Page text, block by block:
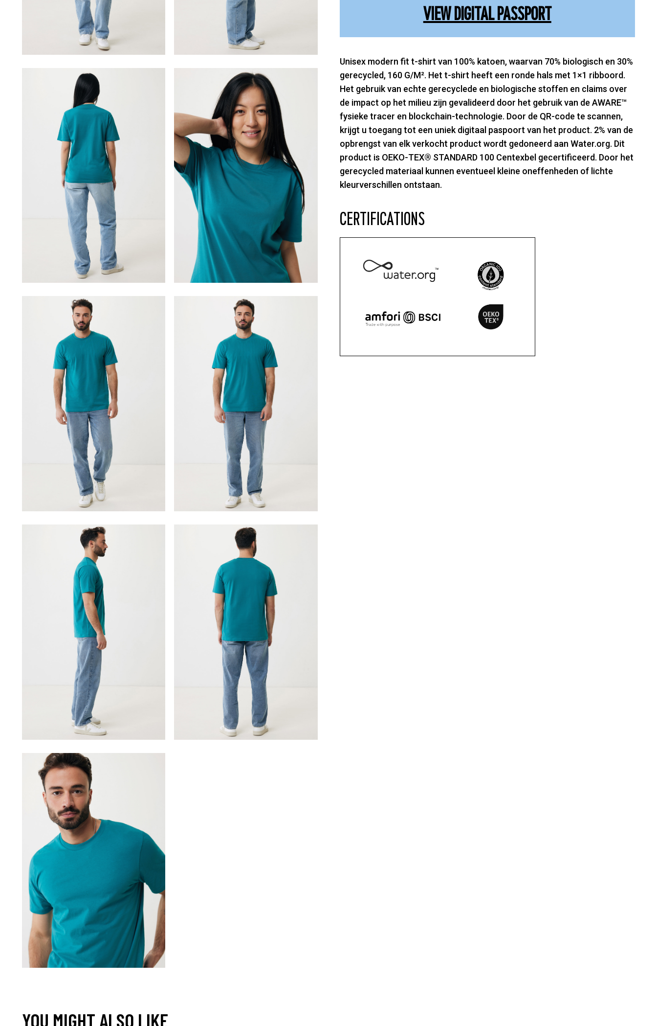
VIEW DIGITAL PASSPORT
Unisex modern fit t-shirt van 100% katoen, waarvan 70% biologisch en 30%
gerecycled, 160 G/M². Het t-shirt heeft een ronde hals met 1×1 ribboord.
Het gebruik van echte gerecyclede en biologische stoffen en claims over
de impact op het milieu zijn gevalideerd door het gebruik van de AWARE™
fysieke tracer en blockchain-technologie. Door de QR-code te scannen,
krijgt u toegang tot een uniek digitaal paspoort van het product. 2% van de
opbrengst van elk verkocht product wordt gedoneerd aan Water.org. Dit
product is OEKO-TEX® STANDARD 100 Centexbel gecertificeerd. Door het
gerecycled materiaal kunnen eventueel kleine oneffenheden of lichte
kleurverschillen ontstaan.
CERTIFICATIONS
YOU MIGHT ALSO LIKE